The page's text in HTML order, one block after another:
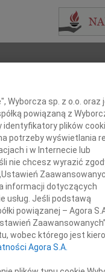
Imię i nazwisko lub numer
+ szukanie
INNE NEKROLOGI
Tadeusz Kotłowski
Z ogromnym żalem i
Krystyna Kowandywiek:
Z głębokim żalem
Krystyna Janowicz
"Pan jest Pasterzem
Zbigniew Zygmunt
W dniu 9 lipca 2026
Wyborcza sp. z o.o. oraz
powiązaną z
plików
potrzeby wyświetlania
i w Internecie lub
nie chcesz wyrazić
informacji dotyczących
usług. Jeśli podstawą
powiązanej – Agora
wobec którego jest
Agora S.A.